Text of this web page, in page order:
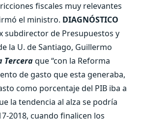
fiscales muy relevantes
el ministro. DIAGNÓSTICO
subdirector de Presupuestos y
la U. de Santiago, Guillermo
Terceraque “con la Reforma
de gasto que esta generaba,
como porcentaje del PIB iba a
la tendencia al alza se podría
2018, cuando finalicen los